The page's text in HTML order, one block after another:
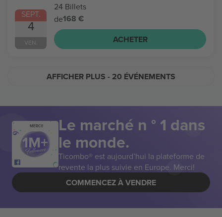
SEPT.
4
VEN.
24 Billets
de168 €
ACHETER
AFFICHER PLUS - 20 ÉVÉNEMENTS
MERCI! Le marché n ° 1 dans
le monde.
Ticombo® est aujourd’hui la plateforme de
revente la plus suivie en Europe. Merci!
COMMENCEZ À VENDRE